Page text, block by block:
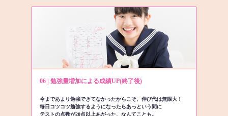
06 | 勉強量増加による成績UP(終了後)
今まであまり勉強できてなかったからこそ、伸び代は無限大！
毎日コツコツ勉強するようになったらあっという間に
テストの点数が20点以上あがった、なんてことも。